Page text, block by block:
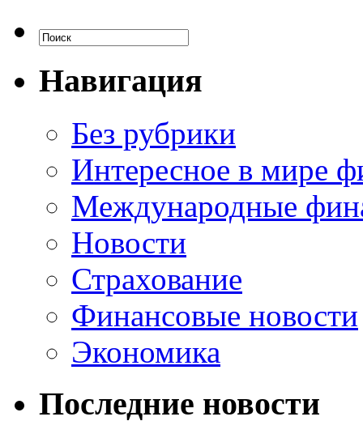
Навигация
Без рубрики
Интересное в мире
Международные
Новости
Страхование
Финансовые новости
Экономика
Последние новости